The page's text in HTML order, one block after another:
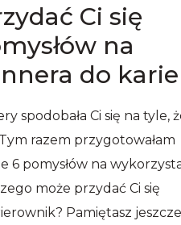
Ci się
na
do
spodobała Ci się na tyle,
razem przygotowałam
6 pomysłów na
może przydać Ci się
Pamiętasz